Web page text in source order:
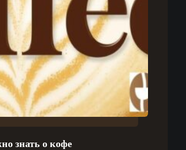
знать о кофе